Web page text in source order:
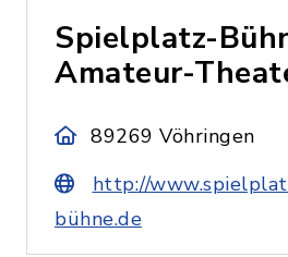
Spielplatz-
Amateur-
89269 Vöhringen
http://
bühne.de